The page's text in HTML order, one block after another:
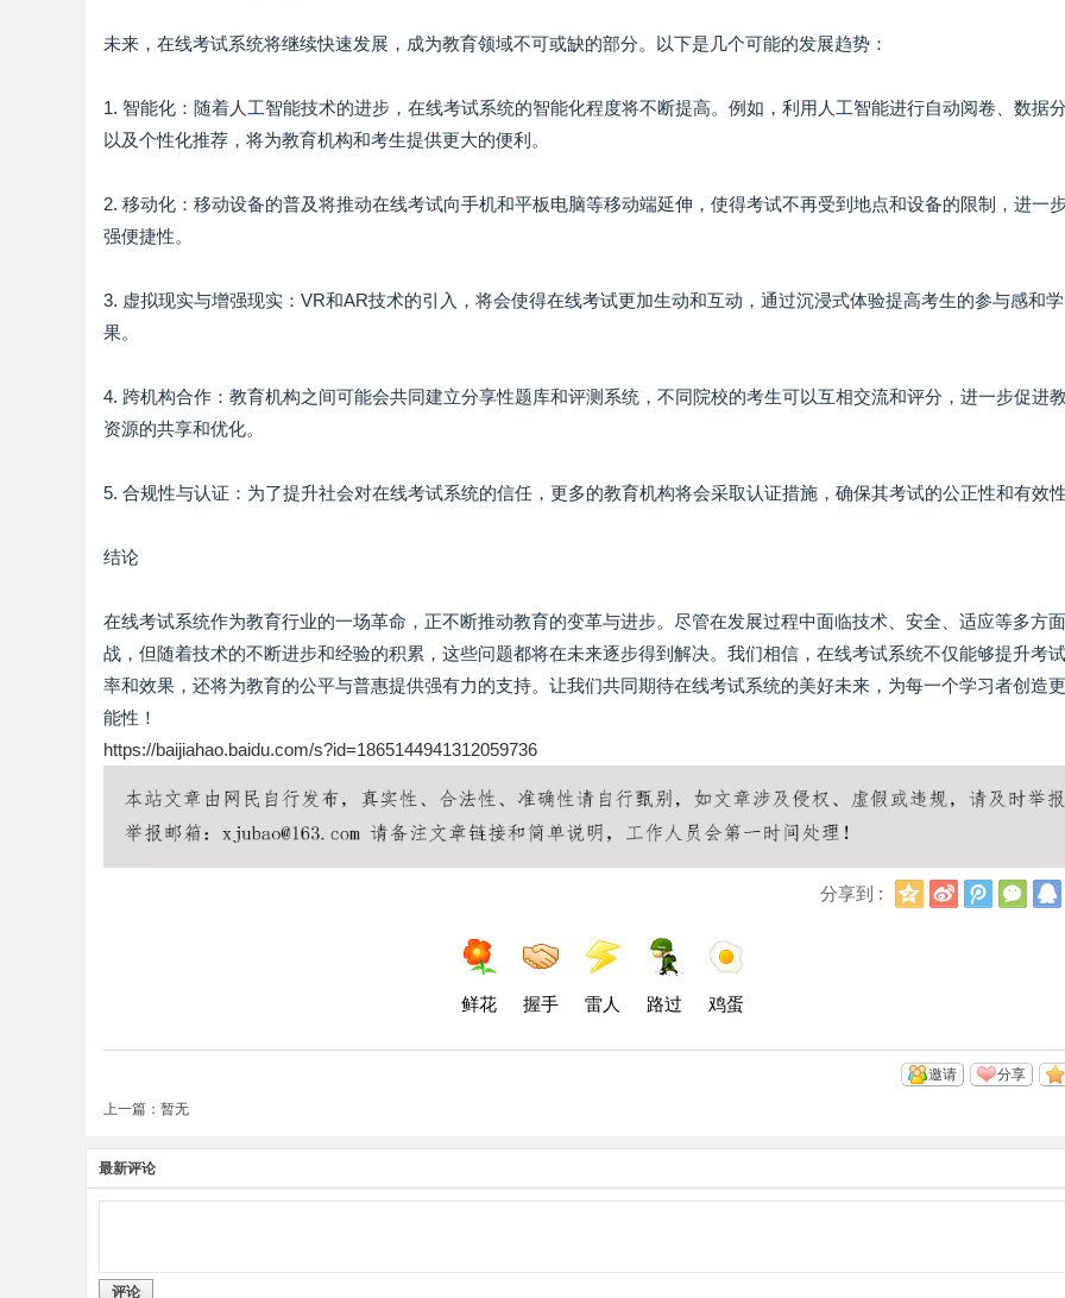
未来，在线考试系统将继续快速发展，成为教育领域不可或缺的部分。以下是几个可能的发展趋势：
1. 智能化：随着人工智能技术的进步，在线考试系统的智能化程度将不断提高。例如，利用人工智能进行自动阅卷、数据
以及个性化推荐，将为教育机构和考生提供更大的便利。
2. 移动化：移动设备的普及将推动在线考试向手机和平板电脑等移动端延伸，使得考试不再受到地点和设备的限制，进一
强便捷性。
3. 虚拟现实与增强现实：VR和AR技术的引入，将会使得在线考试更加生动和互动，通过沉浸式体验提高考生的参与感和
果。
4. 跨机构合作：教育机构之间可能会共同建立分享性题库和评测系统，不同院校的考生可以互相交流和评分，进一步促进
资源的共享和优化。
5. 合规性与认证：为了提升社会对在线考试系统的信任，更多的教育机构将会采取认证措施，确保其考试的公正性和有效性
结论
在线考试系统作为教育行业的一场革命，正不断推动教育的变革与进步。尽管在发展过程中面临技术、安全、适应等多方
战，但随着技术的不断进步和经验的积累，这些问题都将在未来逐步得到解决。我们相信，在线考试系统不仅能够提升考
率和效果，还将为教育的公平与普惠提供强有力的支持。让我们共同期待在线考试系统的美好未来，为每一个学习者创造
能性！
https://baijiahao.baidu.com/s?id=1865144941312059736
分享到 :
Q
新
浪
腾
讯
微
信
鲜花 握手 雷人 路过 鸡蛋
分享
邀请
上一篇：暂无
最新评论
评论